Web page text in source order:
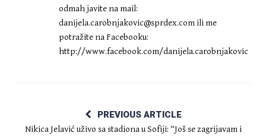
odmah javite na mail:
danijela.carobnjakovic@sprdex.com ili me
potražite na Facebooku:
http://www.facebook.com/danijela.carobnjakovic
PREVIOUS ARTICLE
Nikica Jelavić uživo sa stadiona u Sofiji: “Još se zagrijavam i